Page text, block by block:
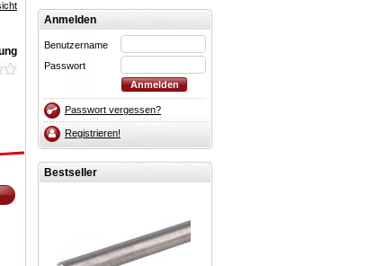
Anmelden
Benutzername
Passwort
Passwort vergessen?
Registrieren!
Bestseller